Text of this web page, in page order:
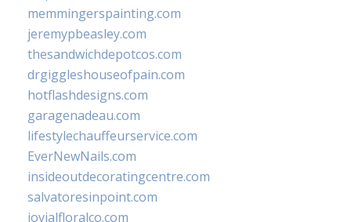
memmingerspainting.com
jeremypbeasley.com
thesandwichdepotcos.com
drgiggleshouseofpain.com
hotflashdesigns.com
garagenadeau.com
lifestylechauffeurservice.com
EverNewNails.com
insideoutdecoratingcentre.com
salvatoresinpoint.com
jovialfloralco.com